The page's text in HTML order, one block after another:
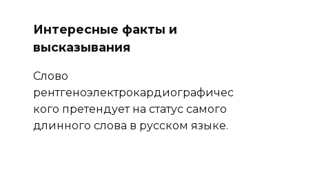
Интересные факты и
высказывания
Слово
рентгеноэлектрокардиографичес
кого претендует на статус самого
длинного слова в русском языке.